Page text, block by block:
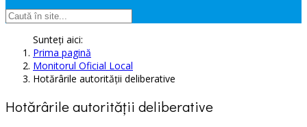
Sunteți aici:
Prima pagină
Monitorul Oficial Local
Hotărârile autorităţii deliberative
Hotărârile autorităţii deliberative